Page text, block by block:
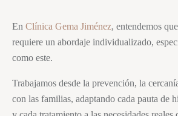
En Clínica Gema Jiménez, entendemos
requiere un abordaje individualizado,
como este.
Trabajamos desde la prevención, la
con las familias, adaptando cada pauta de